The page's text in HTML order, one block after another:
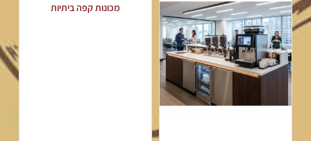
מכונות קפה ביתיות